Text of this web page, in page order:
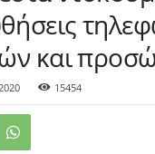
και
15454